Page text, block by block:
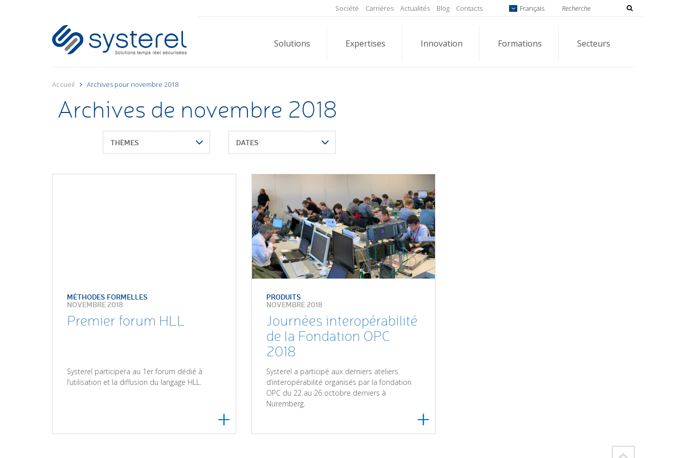
Société Carrières Actualités Blog Contacts Français
Solutions Expertises Innovation Formations Secteurs
Accueil Archives pour novembre 2018
Archives de novembre 2018
THÈMES DATES
MÉTHODES FORMELLES
NOVEMBRE 2018
Premier forum HLL
Systerel participera au 1er forum dédié à
l’utilisation et la diffusion du langage HLL.
PRODUITS
NOVEMBRE 2018
Journées interopérabilité
de la Fondation OPC
2018
Systerel a participé aux derniers ateliers
d’interopérabilité organisés par la fondation
OPC du 22 au 26 octobre derniers à
Nuremberg.